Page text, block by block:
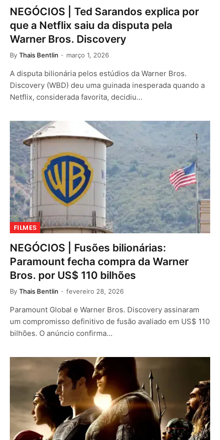
NEGÓCIOS | Ted Sarandos explica por
que a Netflix saiu da disputa pela
Warner Bros. Discovery
By Thais Bentlin março 1, 2026
A disputa bilionária pelos estúdios da Warner Bros.
Discovery (WBD) deu uma guinada inesperada quando a
Netflix, considerada favorita, decidiu…
FILMES
NEGÓCIOS | Fusões bilionárias:
Paramount fecha compra da Warner
Bros. por US$ 110 bilhões
By Thais Bentlin fevereiro 28, 2026
Paramount Global e Warner Bros. Discovery assinaram
um compromisso definitivo de fusão avaliado em US$ 110
bilhões. O anúncio confirma…